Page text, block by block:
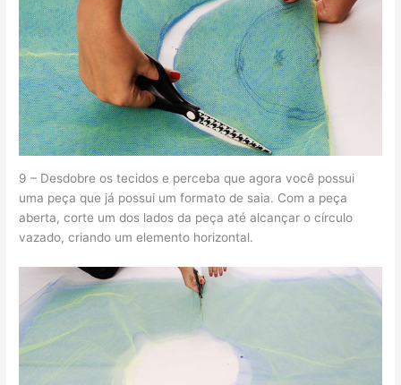
9 – Desdobre os tecidos e perceba que agora você possui
uma peça que já possui um formato de saia. Com a peça
aberta, corte um dos lados da peça até alcançar o círculo
vazado, criando um elemento horizontal.